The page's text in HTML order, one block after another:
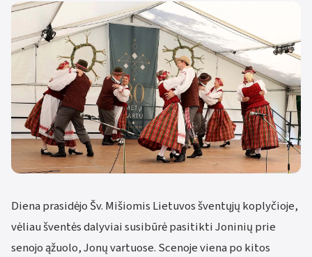
Diena prasidėjo Šv. Mišiomis Lietuvos šventųjų koplyčioje,
vėliau šventės dalyviai susibūrė pasitikti Joninių prie
senojo ąžuolo, Jonų vartuose. Scenoje viena po kitos